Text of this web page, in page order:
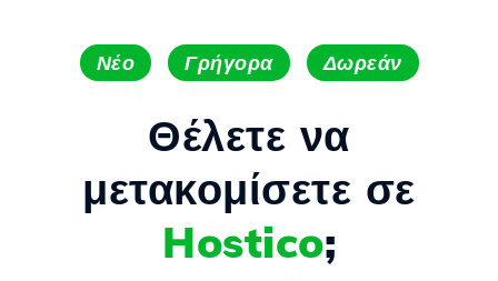
Νέο Γρήγορα Δωρεάν
Θέλετε να
μετακομίσετε σε
Hostico;